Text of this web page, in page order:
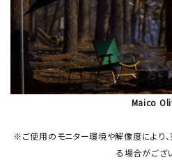
Maico
※ご使用のモニター環境や解像度により
る場合がござ